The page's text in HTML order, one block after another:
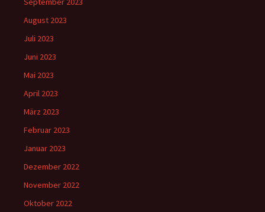
August 2023
Juli 2023
Juni 2023
Mai 2023
April 2023
März 2023
Februar 2023
Januar 2023
Dezember 2022
November 2022
Oktober 2022